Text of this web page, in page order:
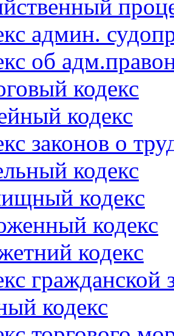
админ.
об
кодекс
кодекс
законов о
кодекс
кодекс
кодекс
кодекс
гражданской
кодекс